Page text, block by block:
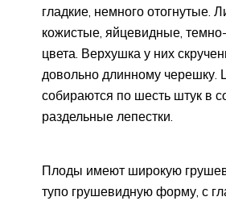
гладкие, немного отогнутые.
кожистые, яйцевидные,
цвета. Верхушка у них
довольно длинному черешку.
собираются по шесть штук в
раздельные лепестки.
Плоды имеют широкую
тупо грушевидную форму, с